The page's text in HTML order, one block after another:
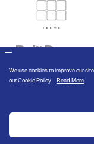
We use cookies to improve
browse our site you accept our